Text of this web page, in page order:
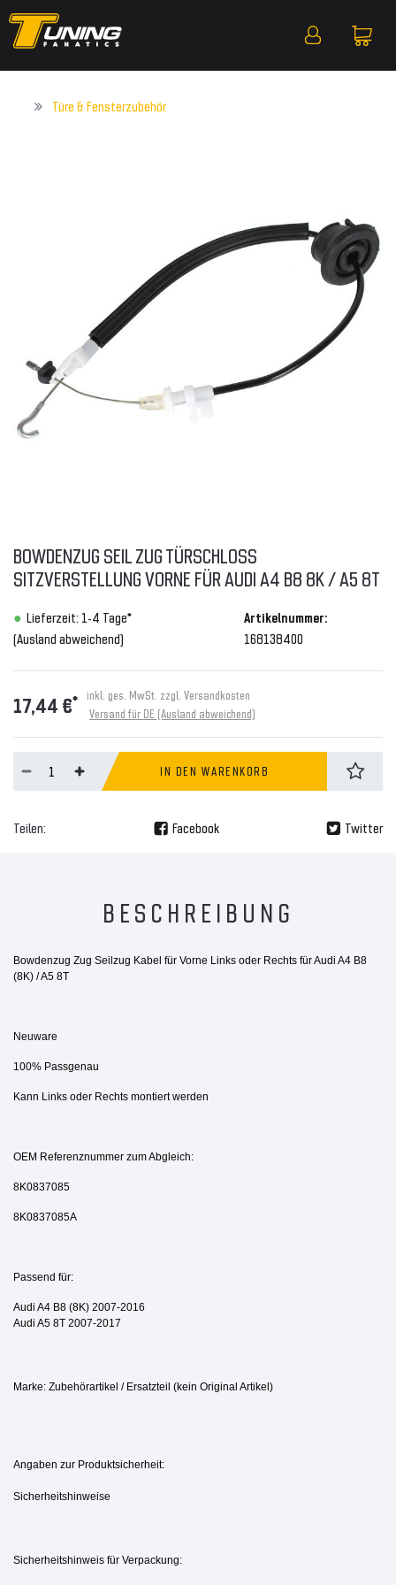
Türe & Fensterzubehör
BOWDENZUG SEIL ZUG TÜRSCHLOSS
SITZVERSTELLUNG VORNE FÜR AUDI A4 B8 8K / A5 8T
Lieferzeit: 1-4 Tage*
(Ausland abweichend)
Artikelnummer:
168138400
17,44 €* inkl. ges. MwSt. zzgl. Versandkosten
Versand für DE (Ausland abweichend)
IN DEN WARENKORB
Teilen: Facebook Twitter
BESCHREIBUNG
Bowdenzug Zug Seilzug Kabel für Vorne Links oder Rechts für Audi A4 B8
(8K) / A5 8T
Neuware
100% Passgenau
Kann Links oder Rechts montiert werden
OEM Referenznummer zum Abgleich:
8K0837085
8K0837085A
Passend für:
Audi A4 B8 (8K) 2007-2016
Audi A5 8T 2007-2017
Marke: Zubehörartikel / Ersatzteil (kein Original Artikel)
Angaben zur Produktsicherheit:
Sicherheitshinweise
Sicherheitshinweis für Verpackung: